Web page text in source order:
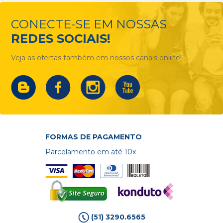
CONECTE-SE EM NOSSAS
REDES SOCIAIS!
Veja as ofertas também em nossos canais online!
FORMAS DE PAGAMENTO
Parcelamento em até 10x
(51) 3290.6565